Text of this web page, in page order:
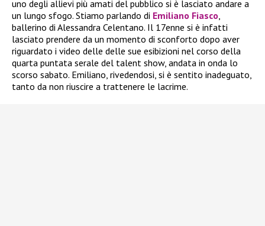
uno degli allievi più amati del pubblico si è lasciato andare a
un lungo sfogo. Stiamo parlando di Emiliano Fiasco,
ballerino di Alessandra Celentano. Il 17enne si è infatti
lasciato prendere da un momento di sconforto dopo aver
riguardato i video delle delle sue esibizioni nel corso della
quarta puntata serale del talent show, andata in onda lo
scorso sabato. Emiliano, rivedendosi, si è sentito inadeguato,
tanto da non riuscire a trattenere le lacrime.